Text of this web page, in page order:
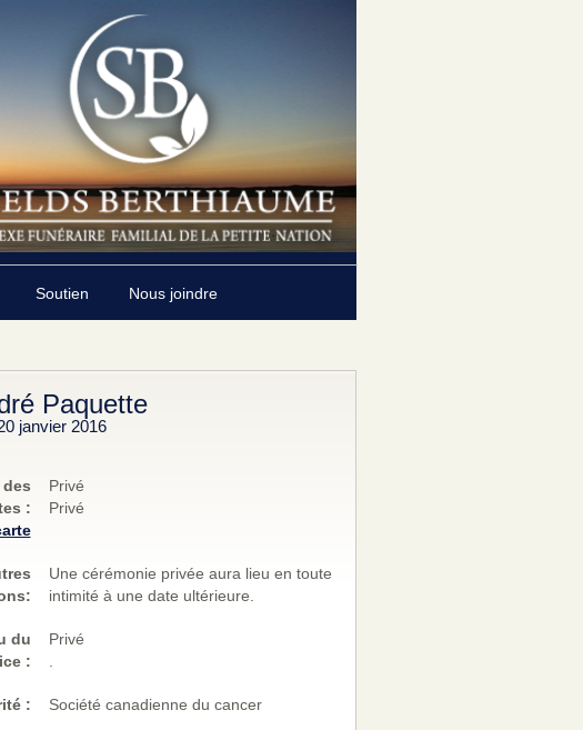
Soutien Nous joindre
Paquette
janvier 2016
:
Privé
Privé
Une cérémonie privée aura lieu en toute
intimité à une date ultérieure.
du
:
Privé
: Société canadienne du cancer